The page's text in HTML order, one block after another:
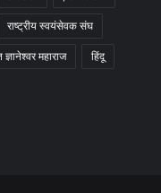
राष्ट्रीय स्वयंसेवक संघ
महाराज हिंदू